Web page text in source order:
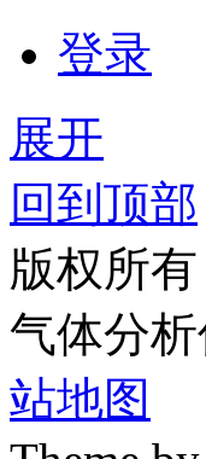
登录
展开
回到顶部
版权所
气体分
站地图